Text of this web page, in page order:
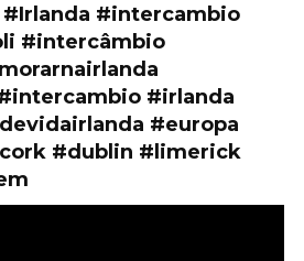
#intercambio
#intercâmbio
#irlanda
#europa
#dublin #limerick